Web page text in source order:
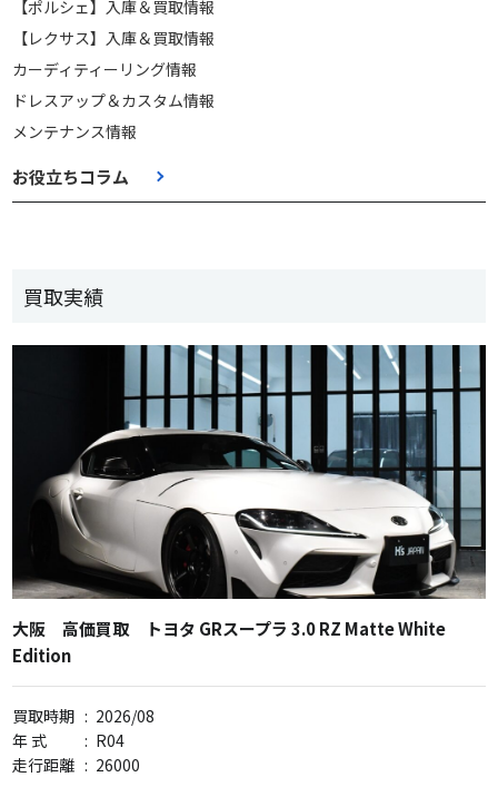
【ポルシェ】入庫＆買取情報
【レクサス】入庫＆買取情報
カーディティーリング情報
ドレスアップ＆カスタム情報
メンテナンス情報
お役立ちコラム
買取実績
大阪 高価買取 トヨタ GRスープラ 3.0 RZ Matte White
Edition
買取時期 : 2026/08
年 式
: R04
走行距離 : 26000